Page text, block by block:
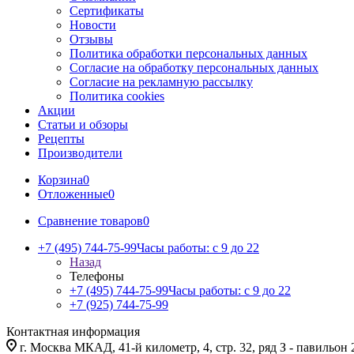
Сертификаты
Новости
Отзывы
Политика обработки персональных данных
Согласие на обработку персональных данных
Согласие на рекламную рассылку
Политика cookies
Акции
Статьи и обзоры
Рецепты
Производители
Корзина0
Отложенные0
Сравнение товаров0
+7 (495) 744-75-99Часы работы: c 9 до 22
Назад
Телефоны
+7 (495) 744-75-99Часы работы: c 9 до 22
+7 (925) 744-75-99
Контактная информация
г. Москва МКАД, 41-й километр, 4, стр. 32, ряд З - павильон